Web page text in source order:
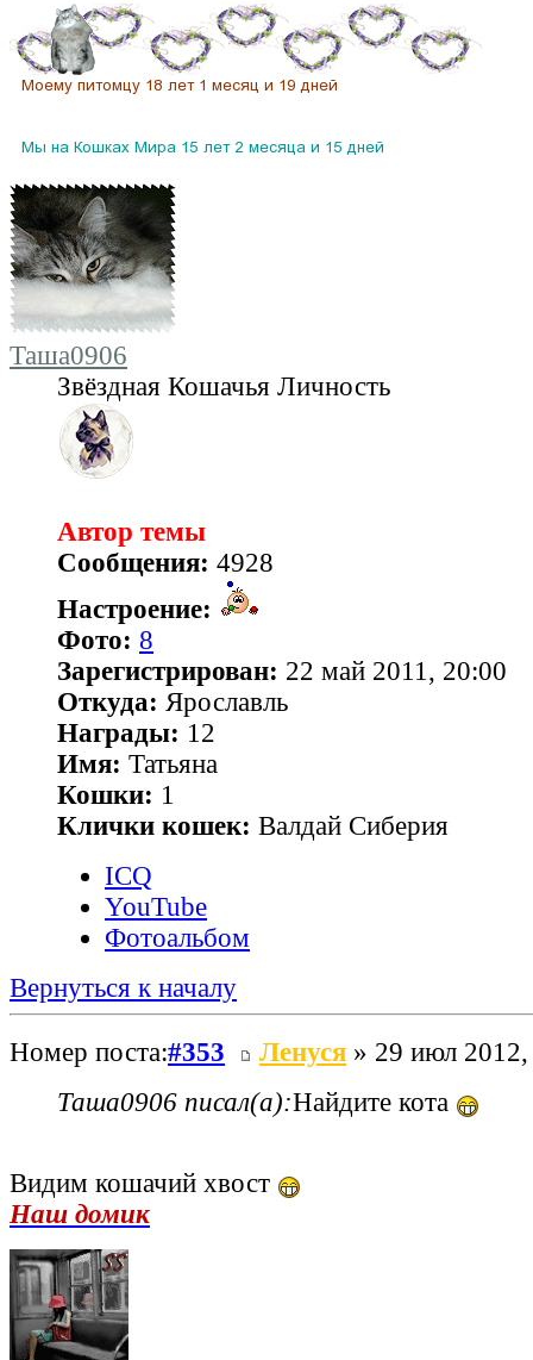
Таша0906
Звёздная Кошачья Личность
Автор темы
Сообщения: 4928
Настроение:
Фото: 8
Зарегистрирован: 22 май 2011, 20:00
Откуда: Ярославль
Награды: 12
Имя: Татьяна
Кошки: 1
Клички кошек: Валдай Сиберия
ICQ
YouTube
Фотоальбом
Вернуться к началу
Номер поста:#353 Ленуся » 29 июл
Таша0906 писал(а):Найдите кота
Видим кошачий хвост
Наш домик